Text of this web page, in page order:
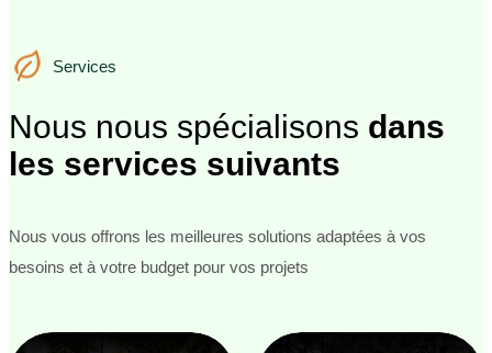
Services
Services
Nous nous spécialisons dans
les services suivants
Nous vous offrons les meilleures solutions adaptées à vos
besoins et à votre budget pour vos projets